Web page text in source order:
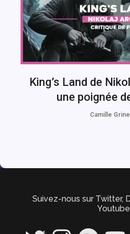
King’s Land de
une poignée
Camille
Suivez-nous sur Twitter,
Twitter InstagramSpotify YouTube